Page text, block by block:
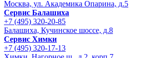
Москва, ул. Академика Опарина, д.5
Сервис Балашиха
+7 (495) 320-20-85
Балашиха, Кучинское шоссе, д.8
Сервис Химки
+7 (495) 320-17-13